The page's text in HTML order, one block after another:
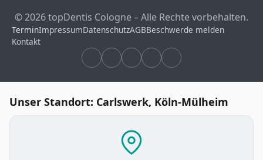
© 2026 topDentis Cologne – Alle Rechte vorbehalten.
TerminImpressumDatenschutzAGBBeschwerde melden
Kontakt
Unser Standort: Carlswerk, Köln-Mülheim